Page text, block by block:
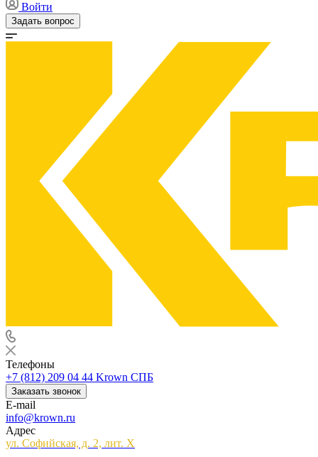
Войти
Задать вопрос
Телефоны
+7 (812) 209 04 44 Krown СПБ
Заказать звонок
E-mail
info@krown.ru
Адрес
ул. Софийская, д. 2, лит. Х